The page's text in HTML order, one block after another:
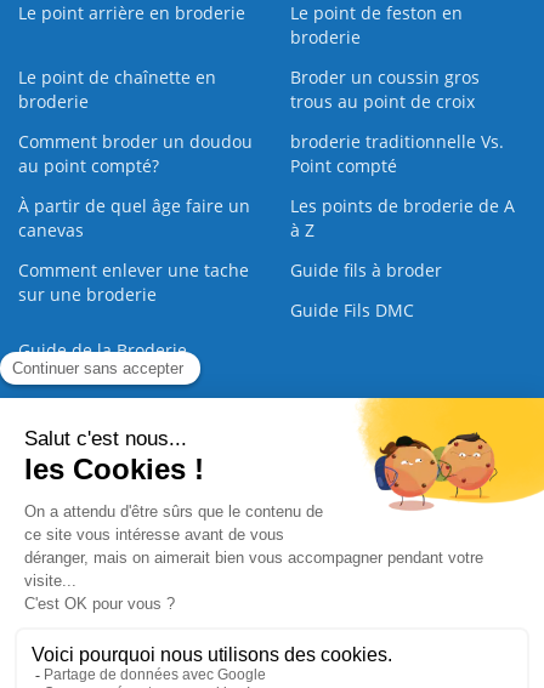
Le point arrière en broderie
Le point de feston en
broderie
Le point de chaînette en
broderie
Broder un coussin gros
trous au point de croix
Comment broder un doudou
au point compté?
broderie traditionnelle Vs.
Point compté
À partir de quel âge faire un
canevas
Les points de broderie de A
à Z
Comment enlever une tache
sur une broderie
Guide fils à broder
Guide Fils DMC
Guide de la Broderie
Commande Papier | Nous contacter |
Paiement sécurisé |
2008 - 2026 © CreaMagic. ALL Rights Reserved.